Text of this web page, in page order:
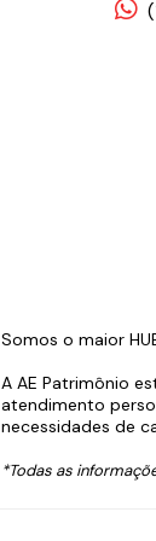
Somos o maior
A AE Patrimônio
atendimento
necessidades de
*Todas as